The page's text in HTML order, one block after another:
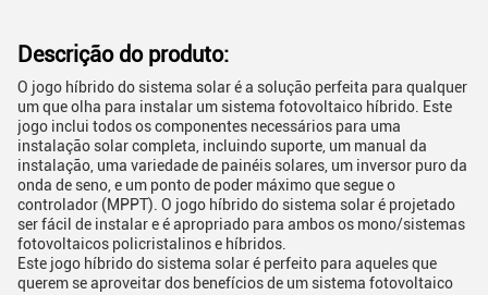
Descrição do produto:
O jogo híbrido do sistema solar é a solução perfeita para qualquer
um que olha para instalar um sistema fotovoltaico híbrido. Este
jogo inclui todos os componentes necessários para uma
instalação solar completa, incluindo suporte, um manual da
instalação, uma variedade de painéis solares, um inversor puro da
onda de seno, e um ponto de poder máximo que segue o
controlador (MPPT). O jogo híbrido do sistema solar é projetado
ser fácil de instalar e é apropriado para ambos os mono/sistemas
fotovoltaicos policristalinos e híbridos.
Este jogo híbrido do sistema solar é perfeito para aqueles que
querem se aproveitar dos benefícios de um sistema fotovoltaico